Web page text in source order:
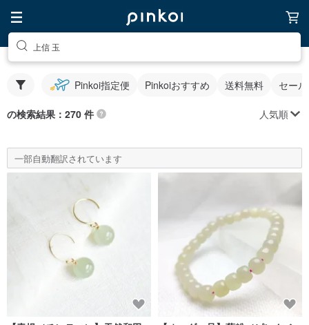
上信 玉
Pinkoi指定便 Pinkoiおすすめ 送料無料 セー
の検索結果：270 件 人気順
一部自動翻訳されています